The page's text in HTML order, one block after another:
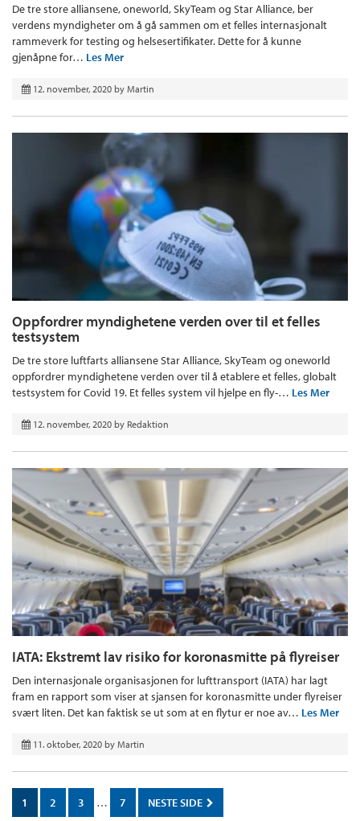
De tre store alliansene, oneworld, SkyTeam og Star Alliance, ber
verdens myndigheter om å gå sammen om et felles internasjonalt
rammeverk for testing og helsesertifikater. Dette for å kunne
gjenåpne for… Les Mer
12. november, 2020 by Martin
Oppfordrer myndighetene verden over til et felles
testsystem
De tre store luftfarts alliansene Star Alliance, SkyTeam og oneworld
oppfordrer myndighetene verden over til å etablere et felles, globalt
testsystem for Covid 19. Et felles system vil hjelpe en fly-… Les Mer
12. november, 2020 by Redaktion
IATA: Ekstremt lav risiko for koronasmitte på flyreiser
Den internasjonale organisasjonen for lufttransport (IATA) har lagt
fram en rapport som viser at sjansen for koronasmitte under flyreiser
svært liten. Det kan faktisk se ut som at en flytur er noe av… Les Mer
11. oktober, 2020 by Martin
1 2 3 … 7 NESTE SIDE